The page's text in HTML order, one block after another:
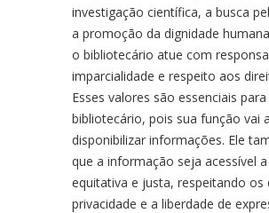
investigação científica, a busca
a promoção da dignidade
o bibliotecário atue com
imparcialidade e respeito aos
Esses valores são essenciais
bibliotecário, pois sua função vai
disponibilizar informações. Ele
que a informação seja acessível
equitativa e justa, respeitando os
privacidade e a liberdade de